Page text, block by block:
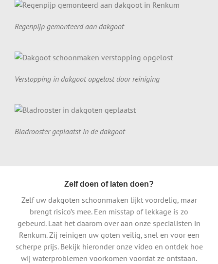
Regenpijp gemonteerd aan dakgoot
Verstopping in dakgoot opgelost door reiniging
Bladrooster geplaatst in de dakgoot
Zelf doen of laten doen?
Zelf uw dakgoten schoonmaken lijkt voordelig, maar
brengt risico’s mee. Een misstap of lekkage is zo
gebeurd. Laat het daarom over aan onze specialisten in
Renkum. Zij reinigen uw goten veilig, snel en voor een
scherpe prijs. Bekijk hieronder onze video en ontdek hoe
wij waterproblemen voorkomen voordat ze ontstaan.